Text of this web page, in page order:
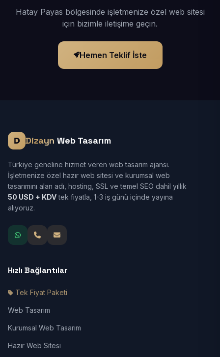
Hatay Payas bölgesinde işletmenize özel web sitesi
için bizimle iletişime geçin.
Hemen Teklif İste
Dizayn Web Tasarım
Türkiye geneline hizmet veren web tasarım ajansı.
İşletmenize özel hazır web sitesi ve kurumsal web
tasarımını alan adı, hosting, SSL ve temel SEO dahil yıllık
50 USD + KDVtek fiyatla, 1-3 iş günü içinde yayına
alıyoruz.
Hızlı Bağlantılar
Tek Fiyat Paketi
Web Tasarım
Kurumsal Web Tasarım
Hazır Web Sitesi